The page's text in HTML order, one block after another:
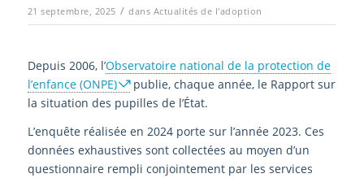
21 septembre, 2025 / dans Actualités de l'adoption
Depuis 2006, l’Observatoire national de la protection de
l’enfance (ONPE)
publie, chaque année, le Rapport sur
la situation des pupilles de l’État.
L’enquête réalisée en 2024 porte sur l’année 2023. Ces
données exhaustives sont collectées au moyen d’un
questionnaire rempli conjointement par les services